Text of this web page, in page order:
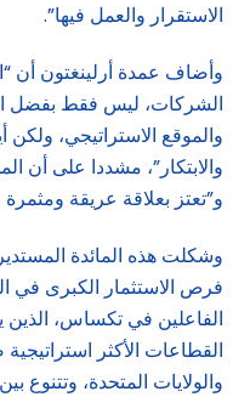
الاستقرار والعمل فيها”.
وأضاف عمدة أرلينغتون أن
الشركات، ليس فقط بفضل
والموقع الاستراتيجي، ولكن
والابتكار”، مشددا على أن
و”تعتز بعلاقة عريقة ومثمرة
وشكلت هذه المائدة
فرص الاستثمار الكبرى في
الفاعلين في تكساس،
القطاعات الأكثر
والولايات المتحدة، وتتنوع